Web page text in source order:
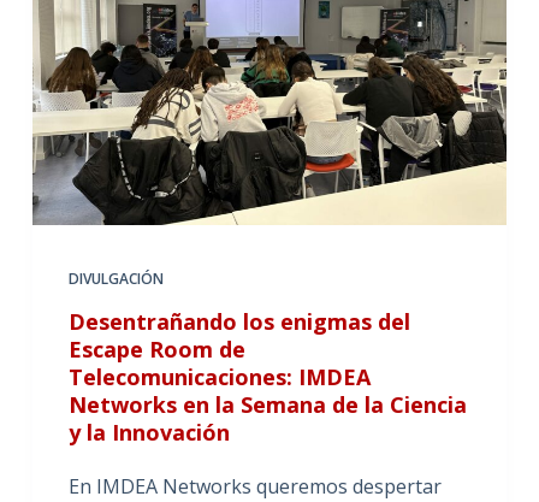
DIVULGACIÓN
Desentrañando los enigmas del
Escape Room de
Telecomunicaciones: IMDEA
Networks en la Semana de la Ciencia
y la Innovación
En IMDEA Networks queremos despertar